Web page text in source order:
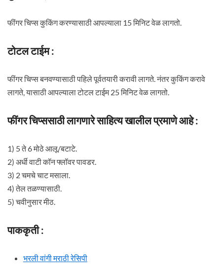
फींगर चिप्स कुकिंग करण्यासाठी आपल्याला 15 मिनिट वेळ लागतो.
टोटल टाईम :
फींगर चिप्स बनवण्यासाठी पहिले पूर्वतयारी करावी लागते. नंतर कुकिंग करावे
लागते, यासाठी आपल्याला टोटल टाईम 25 मिनिट वेळ लागतो.
फींगर चिप्ससाठी लागणारे साहित्य खालील प्रमाणे आहे :
1) 5 ते 6 मोठे आलू/बटाटे.
2) अर्धी वाटी कॉन फ्लॉवर पावडर.
3) 2 चमचे चाट मसाला.
4) तेल तळण्यासाठी.
5) चवीनुसार मीठ.
पाककृती :
भरली वांगी मराठी रेसिपी